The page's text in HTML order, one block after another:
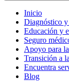
Inicio
Diagnóstico y
Educación y
Seguro
Apoyo para
Transición a
Encuentra
Blog